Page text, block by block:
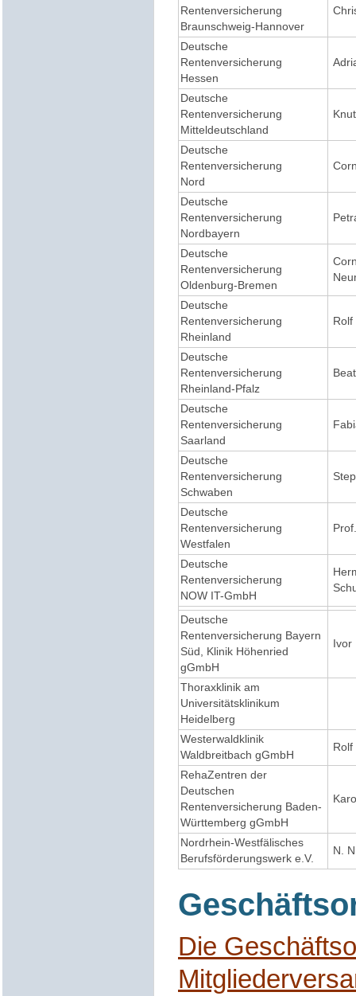
Rentenversicherung
Braunschweig-Hannover
Deutsche
Rentenversicherung
Hessen
Deutsche
Rentenversicherung
Mitteldeutschland
Deutsche
Rentenversicherung
Nord
Deutsche
Rentenversicherung
Nordbayern
Deutsche
Rentenversicherung
Oldenburg-Bremen
Deutsche
Rentenversicherung
Rheinland
Deutsche
Rentenversicherung
Rheinland-Pfalz
Deutsche
Rentenversicherung
Saarland
Deutsche
Rentenversicherung
Schwaben
Deutsche
Rentenversicherung
Westfalen
Deutsche
Rentenversicherung
NOW IT-GmbH
Deutsche
Rentenversicherung Bayern
Süd, Klinik Höhenried
gGmbH
Ivor
Thoraxklinik am
Universitätsklinikum
Heidelberg
Westerwaldklinik
Waldbreitbach gGmbH
RehaZentren der
Deutschen
Rentenversicherung Baden-
Württemberg gGmbH
Nordrhein-Westfälisches
Berufsförderungswerk e.V.
N.
Die